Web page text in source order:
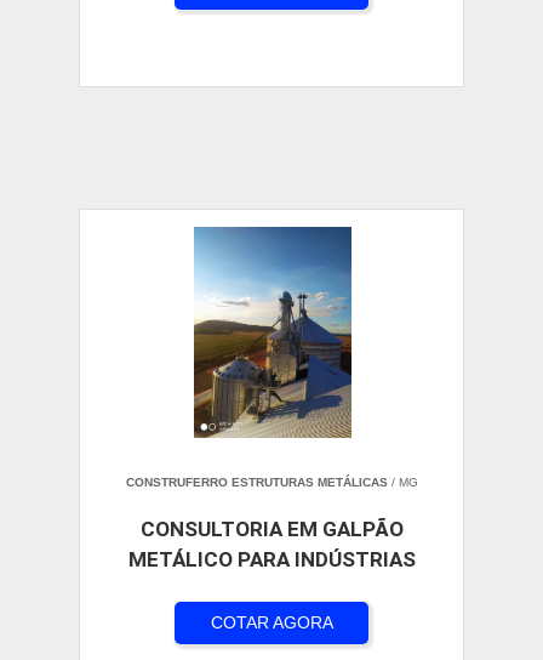
CONSTRUFERRO ESTRUTURAS METÁLICAS/ MG
CONSULTORIA EM GALPÃO
METÁLICO PARA INDÚSTRIAS
COTAR AGORA